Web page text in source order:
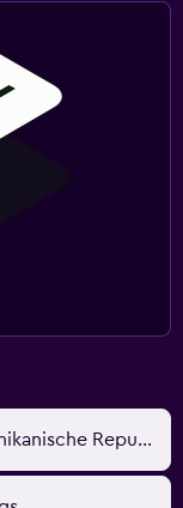
Santiago de los Caballeros, Dominikanische Republik - Santiago Dom. Rep. (STI)